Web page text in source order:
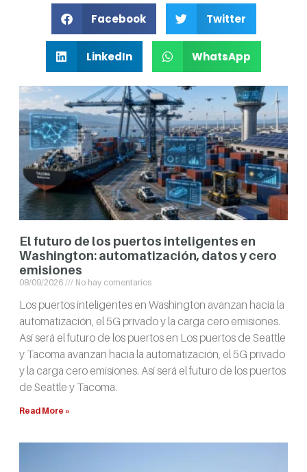
Facebook Twitter
LinkedIn WhatsApp
El futuro de los puertos inteligentes en
Washington: automatización, datos y cero
emisiones
08/09/2026 No hay comentarios
Los puertos inteligentes en Washington avanzan hacia la
automatización, el 5G privado y la carga cero emisiones.
Así será el futuro de los puertos en Los puertos de Seattle
y Tacoma avanzan hacia la automatización, el 5G privado
y la carga cero emisiones. Así será el futuro de los puertos
de Seattle y Tacoma.
Read More »